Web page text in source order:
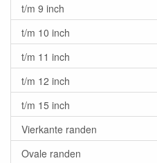
t/m 9 inch
t/m 10 inch
t/m 11 inch
t/m 12 inch
t/m 15 inch
Vierkante randen
Ovale randen